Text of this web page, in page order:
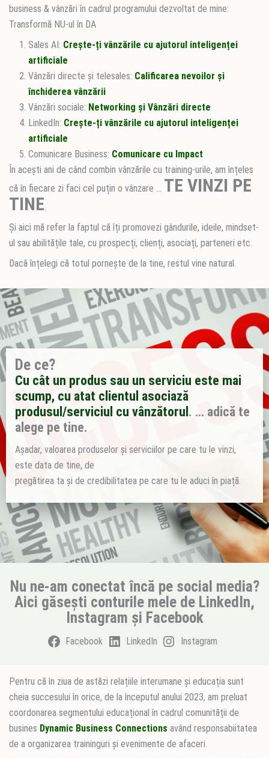
business & vânzări în cadrul programului dezvoltat de mine:
Transformă NU-ul în DA
Sales AI: Crește-ți vânzările cu ajutorul inteligenței
artificiale
Vânzări directe și telesales: Calificarea nevoilor și
închiderea vânzării
Vânzări sociale: Networking și Vânzări directe
LinkedIn: Crește-ți vânzările cu ajutorul inteligenței
artificiale
Comunicare Business: Comunicare cu Impact
În acești ani de când combin vânzările cu training-urile, am înțeles
că în fiecare zi faci cel puțin o vânzare … TE VINZI PE
TINE.
Și aici mă refer la faptul că îți promovezi gândurile, ideile, mindset-
ul sau abilitățile tale, cu prospecți, clienți, asociați, parteneri etc.
Dacă înțelegi că totul pornește de la tine, restul vine natural.
De ce?
Cu cât un produs sau un serviciu este mai
scump, cu atat clientul asociază
produsul/serviciul cu vânzătorul . … adică te
alege pe tine.
Așadar, valoarea produselor și serviciilor pe care tu le vinzi,
este data de tine, de
pregătirea ta și de credibilitatea pe care tu le aduci în piață.
Nu ne-am conectat încă pe social media?
Aici găsești conturile mele de LinkedIn,
Instagram și Facebook
Facebook LinkedIn Instagram
Pentru că în ziua de astăzi relațiile interumane și educația sunt
cheia succesului în orice, de la începutul anului 2023, am preluat
coordonarea segmentului educațional în cadrul comunității de
busines Dynamic Business Connections având responsabiitatea
de a organizarea traininguri și evenimente de afaceri.